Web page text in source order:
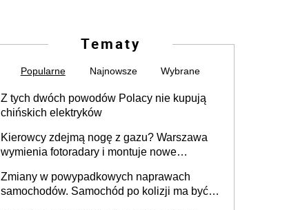
Tematy
Popularne Najnowsze Wybrane
Z tych dwóch powodów Polacy nie kupują
chińskich elektryków
Kierowcy zdejmą nogę z gazu? Warszawa
wymienia fotoradary i montuje nowe
Zmiany w powypadkowych naprawach
samochodów. Samochód po kolizji ma być